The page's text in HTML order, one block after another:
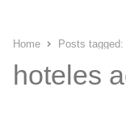
Home Posts tagged:
hoteles